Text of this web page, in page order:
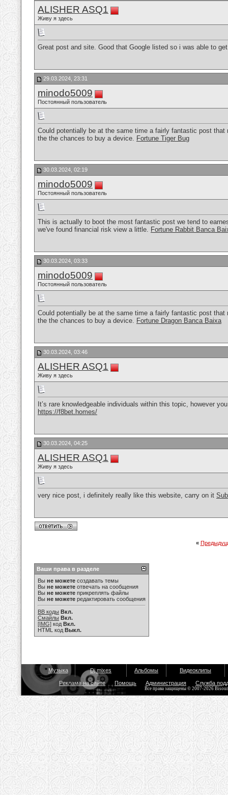
ALISHER ASQ1
Живу я здесь
Great post and site. Good that Google listed so i was able to
29.03.2024, 23:31
minodo5009
Постоянный пользователь
Could potentially be at the same time a fairly fantastic post
the the chances to buy a device. Fortune Tiger Bug
30.03.2024, 02:19
minodo5009
Постоянный пользователь
This is actually to boot the most fantastic post we tend to
we've found financial risk view a little. Fortune Rabbit Banca
30.03.2024, 03:33
minodo5009
Постоянный пользователь
Could potentially be at the same time a fairly fantastic post
the the chances to buy a device. Fortune Dragon Banca Baixa
30.03.2024, 03:46
ALISHER ASQ1
Живу я здесь
It’s rare knowledgeable individuals within this topic, however
https://f8bet.homes/
30.03.2024, 04:25
ALISHER ASQ1
Живу я здесь
very nice post, i definitely really like this website, carry on it
«
Ваши права в разделе
Вы не можете создавать темы
Вы не можете отвечать на сообщения
Вы не можете прикреплять файлы
Вы не можете редактировать сообщения
BB коды Вкл.
Смайлы Вкл.
[IMG] код Вкл.
HTML код Выкл.
Музыка Dj mixes Альбомы Видеоклипы
Реклама на сайте Помощь Администрация Служба
Все права защищены © 2007-2026